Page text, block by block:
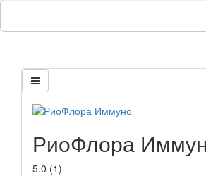
РиоФлора
5.0 (1)